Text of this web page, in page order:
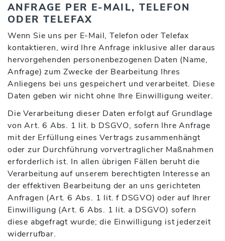
ANFRAGE PER E-MAIL, TELEFON
ODER TELEFAX
Wenn Sie uns per E-Mail, Telefon oder Telefax
kontaktieren, wird Ihre Anfrage inklusive aller daraus
hervorgehenden personenbezogenen Daten (Name,
Anfrage) zum Zwecke der Bearbeitung Ihres
Anliegens bei uns gespeichert und verarbeitet. Diese
Daten geben wir nicht ohne Ihre Einwilligung weiter.
Die Verarbeitung dieser Daten erfolgt auf Grundlage
von Art. 6 Abs. 1 lit. b DSGVO, sofern Ihre Anfrage
mit der Erfüllung eines Vertrags zusammenhängt
oder zur Durchführung vorvertraglicher Maßnahmen
erforderlich ist. In allen übrigen Fällen beruht die
Verarbeitung auf unserem berechtigten Interesse an
der effektiven Bearbeitung der an uns gerichteten
Anfragen (Art. 6 Abs. 1 lit. f DSGVO) oder auf Ihrer
Einwilligung (Art. 6 Abs. 1 lit. a DSGVO) sofern
diese abgefragt wurde; die Einwilligung ist jederzeit
widerrufbar.